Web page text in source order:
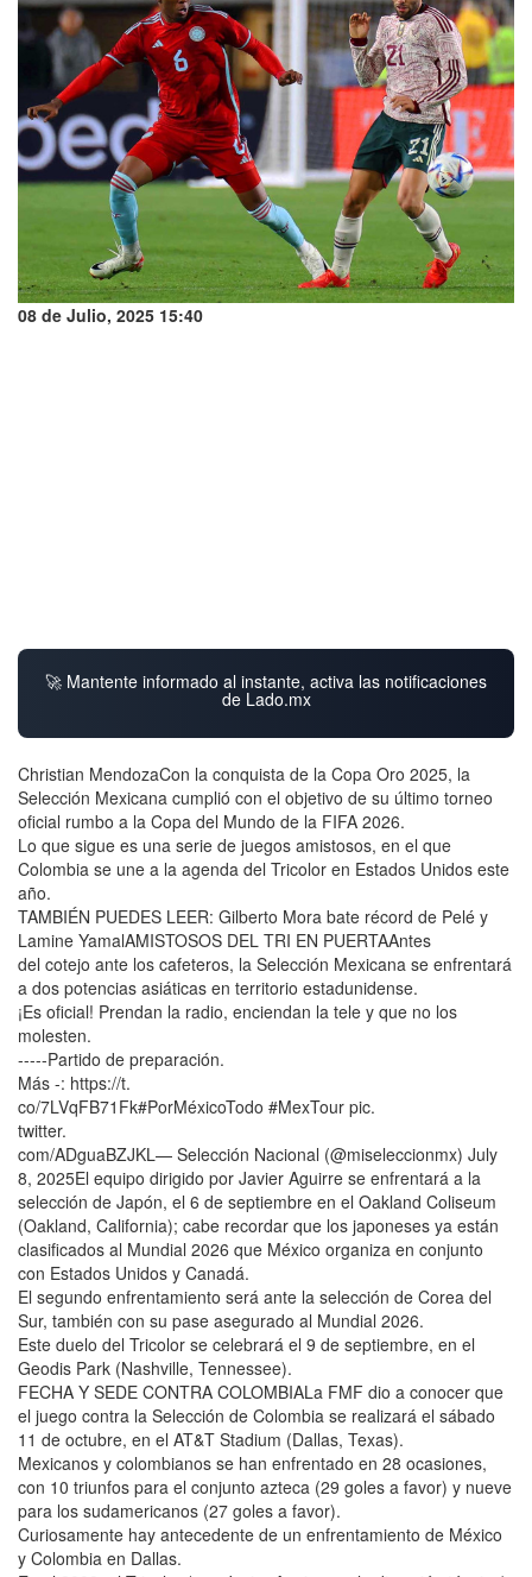
08 de Julio, 2025 15:40
🚀 Mantente informado al instante, activa las notificaciones
de Lado.mx
Christian MendozaCon la conquista de la Copa Oro 2025, la
Selección Mexicana cumplió con el objetivo de su último torneo
oficial rumbo a la Copa del Mundo de la FIFA 2026.
Lo que sigue es una serie de juegos amistosos, en el que
Colombia se une a la agenda del Tricolor en Estados Unidos este
año.
TAMBIÉN PUEDES LEER: Gilberto Mora bate récord de Pelé y
Lamine YamalAMISTOSOS DEL TRI EN PUERTAAntes
del cotejo ante los cafeteros, la Selección Mexicana se enfrentará
a dos potencias asiáticas en territorio estadunidense.
¡Es oficial! Prendan la radio, enciendan la tele y que no los
molesten.
-----Partido de preparación.
Más -: https://t.
co/7LVqFB71Fk#PorMéxicoTodo #MexTour pic.
twitter.
com/ADguaBZJKL— Selección Nacional (@miseleccionmx) July
8, 2025El equipo dirigido por Javier Aguirre se enfrentará a la
selección de Japón, el 6 de septiembre en el Oakland Coliseum
(Oakland, California); cabe recordar que los japoneses ya están
clasificados al Mundial 2026 que México organiza en conjunto
con Estados Unidos y Canadá.
El segundo enfrentamiento será ante la selección de Corea del
Sur, también con su pase asegurado al Mundial 2026.
Este duelo del Tricolor se celebrará el 9 de septiembre, en el
Geodis Park (Nashville, Tennessee).
FECHA Y SEDE CONTRA COLOMBIALa FMF dio a conocer que
el juego contra la Selección de Colombia se realizará el sábado
11 de octubre, en el AT&T Stadium (Dallas, Texas).
Mexicanos y colombianos se han enfrentado en 28 ocasiones,
con 10 triunfos para el conjunto azteca (29 goles a favor) y nueve
para los sudamericanos (27 goles a favor).
Curiosamente hay antecedente de un enfrentamiento de México
y Colombia en Dallas.